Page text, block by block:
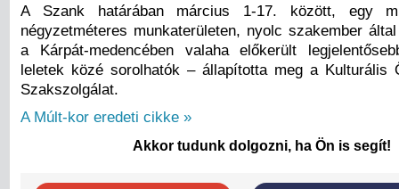
A Szank határában március 1-17. között, egy
négyzetméteres munkaterületen, nyolc szakember
a Kárpát-medencében valaha előkerült
leletek közé sorolhatók – állapította meg a Kulturális
Szakszolgálat.
A Múlt-kor eredeti cikke »
Akkor tudunk dolgozni, ha Ön is segít!